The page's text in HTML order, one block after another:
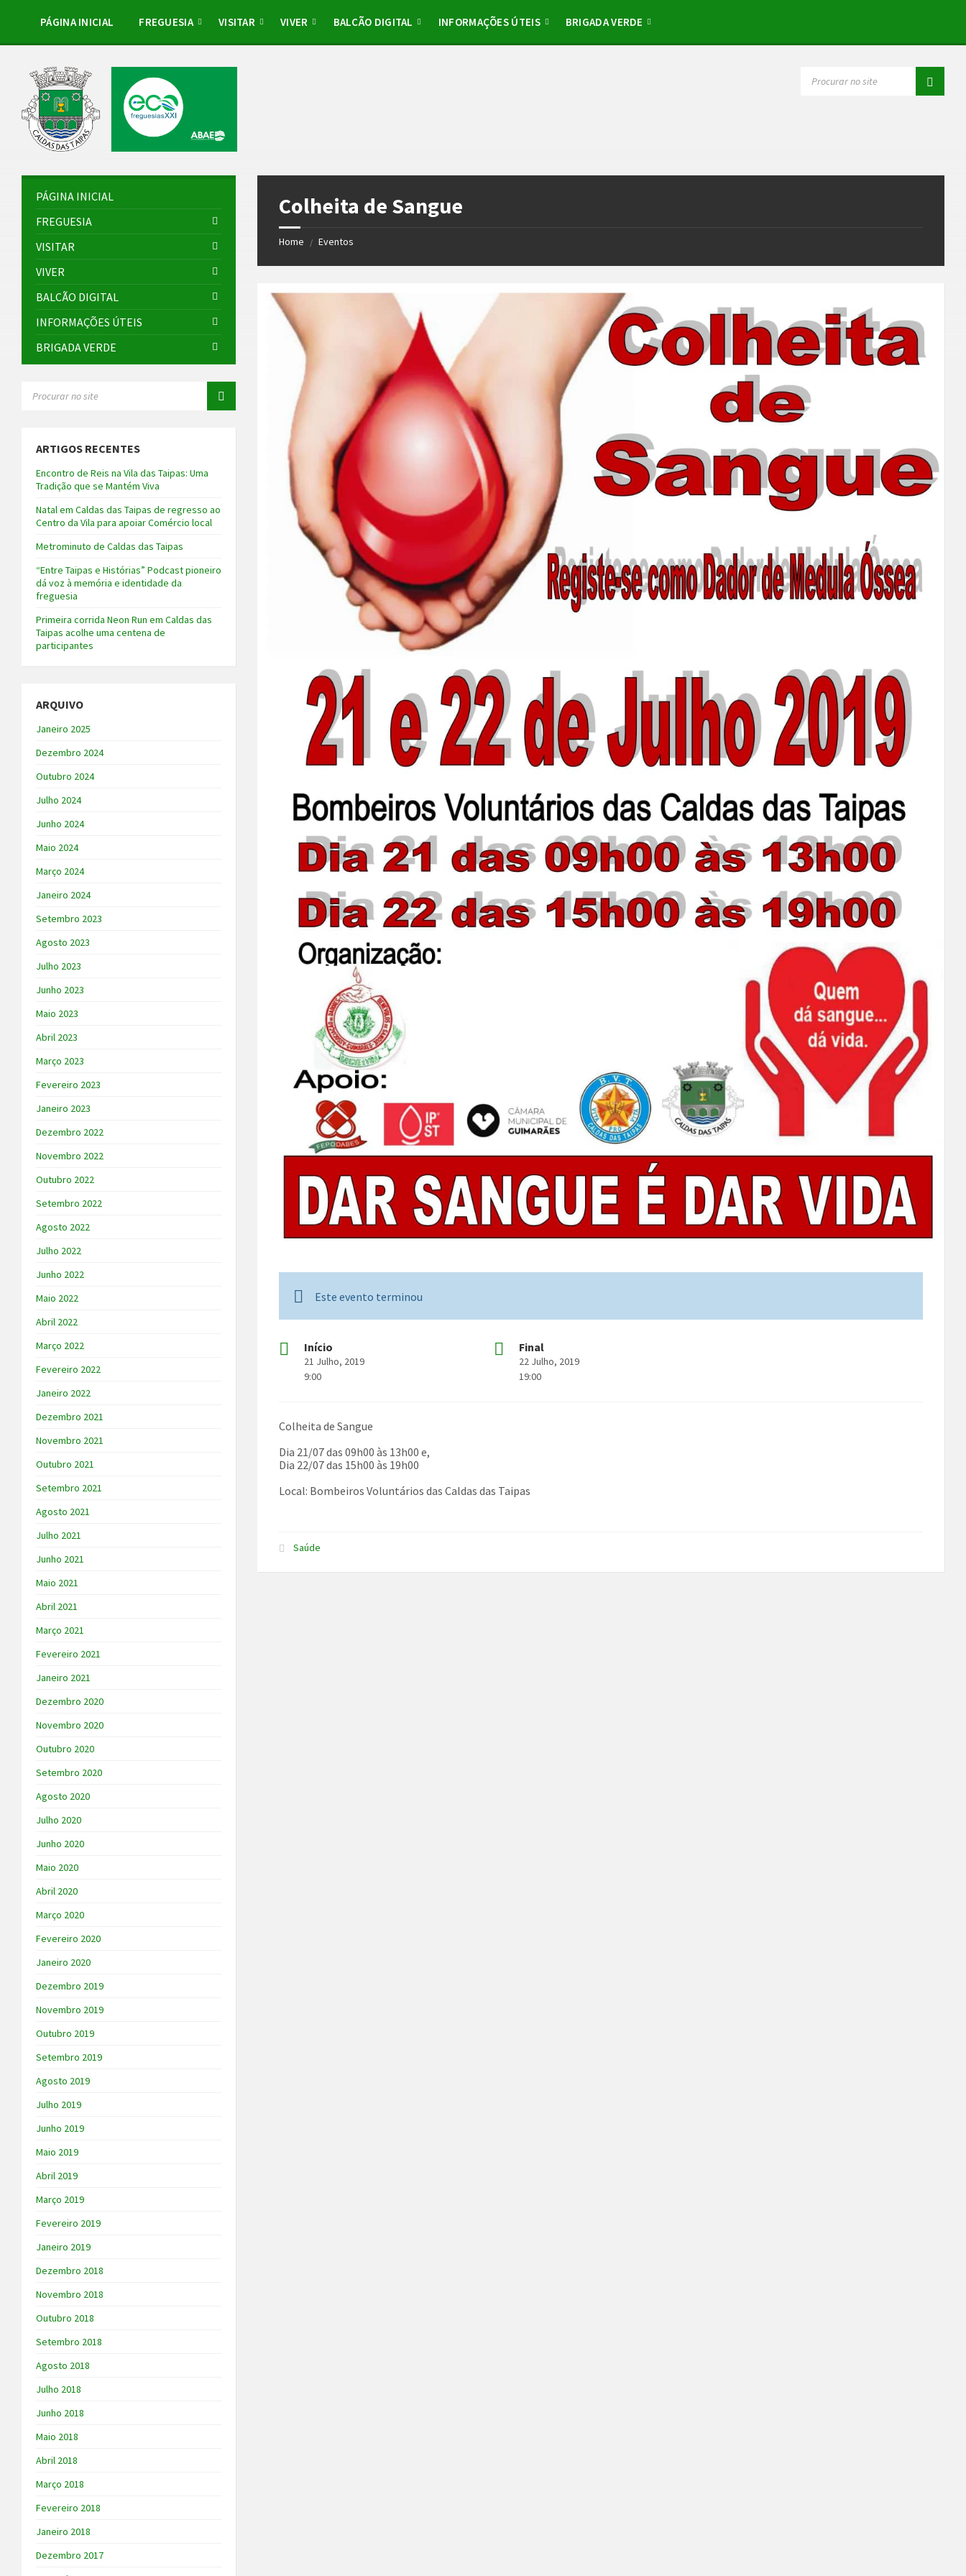
sidebar
PÁGINA INICIAL FREGUESIA VISITAR VIVER BALCÃO DIGITAL INFORMAÇÕES ÚTEIS BRIGADA VERDE
Colheita de Sangue
Home / Eventos
Este evento terminou
Início
21 Julho, 2019
9:00
Final
22 Julho, 2019
19:00
Colheita de Sangue
Dia 21/07 das 09h00 às 13h00 e,
Dia 22/07 das 15h00 às 19h00
Local: Bombeiros Voluntários das Caldas das Taipas
Saúde
PÁGINA INICIAL
FREGUESIA
VISITAR
VIVER
BALCÃO DIGITAL
INFORMAÇÕES ÚTEIS
BRIGADA VERDE
ARTIGOS RECENTES
Encontro de Reis na Vila das Taipas: Uma
Tradição que se Mantém Viva
Natal em Caldas das Taipas de regresso ao
Centro da Vila para apoiar Comércio local
Metrominuto de Caldas das Taipas
“Entre Taipas e Histórias” Podcast pioneiro
dá voz à memória e identidade da
freguesia
Primeira corrida Neon Run em Caldas das
Taipas acolhe uma centena de
participantes
ARQUIVO
Janeiro 2025
Dezembro 2024
Outubro 2024
Julho 2024
Junho 2024
Maio 2024
Março 2024
Janeiro 2024
Setembro 2023
Agosto 2023
Julho 2023
Junho 2023
Maio 2023
Abril 2023
Março 2023
Fevereiro 2023
Janeiro 2023
Dezembro 2022
Novembro 2022
Outubro 2022
Setembro 2022
Agosto 2022
Julho 2022
Junho 2022
Maio 2022
Abril 2022
Março 2022
Fevereiro 2022
Janeiro 2022
Dezembro 2021
Novembro 2021
Outubro 2021
Setembro 2021
Agosto 2021
Julho 2021
Junho 2021
Maio 2021
Abril 2021
Março 2021
Fevereiro 2021
Janeiro 2021
Dezembro 2020
Novembro 2020
Outubro 2020
Setembro 2020
Agosto 2020
Julho 2020
Junho 2020
Maio 2020
Abril 2020
Março 2020
Fevereiro 2020
Janeiro 2020
Dezembro 2019
Novembro 2019
Outubro 2019
Setembro 2019
Agosto 2019
Julho 2019
Junho 2019
Maio 2019
Abril 2019
Março 2019
Fevereiro 2019
Janeiro 2019
Dezembro 2018
Novembro 2018
Outubro 2018
Setembro 2018
Agosto 2018
Julho 2018
Junho 2018
Maio 2018
Abril 2018
Março 2018
Fevereiro 2018
Janeiro 2018
Dezembro 2017